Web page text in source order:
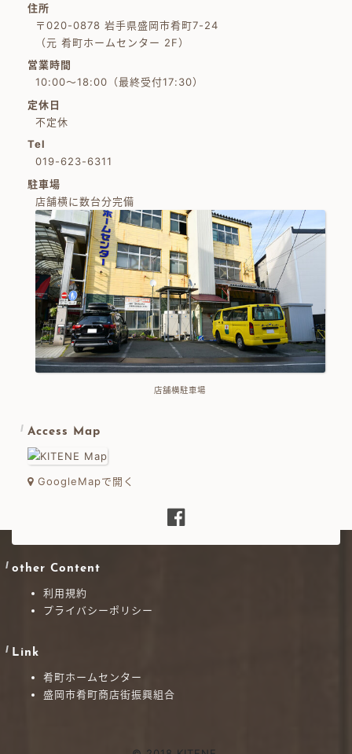
住所
〒020-0878 岩手県盛岡市肴町7-24
（元 肴町ホームセンター 2F）
営業時間
10:00～18:00（最終受付17:30）
定休日
不定休
Tel
019-623-6311
駐車場
店舗横に数台分完備
店舗横駐車場
Access Map
GoogleMapで開く
other Content
利用規約
プライバシーポリシー
Link
肴町ホームセンター
盛岡市肴町商店街振興組合